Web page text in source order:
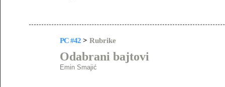
PC #42 > Rubrike
Odabrani bajtovi
Emin Smajić